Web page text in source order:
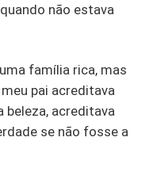
não estava
família rica, mas
pai acreditava
beleza, acreditava
se não fosse a